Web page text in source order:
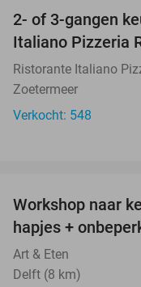
2- of 3-gangen
Italiano Pizzeria
Ristorante Italiano
Zoetermeer
Verkocht: 548
Workshop naar
hapjes +
Art & Eten
Delft (8 km)